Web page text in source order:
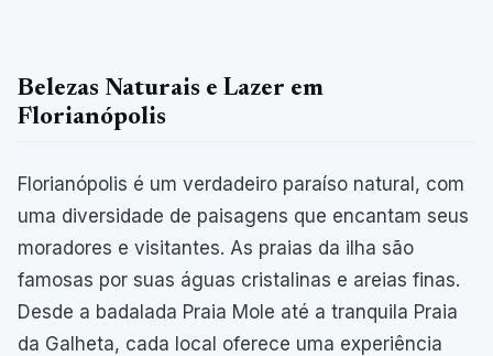
Belezas Naturais e Lazer em
Florianópolis
Florianópolis é um verdadeiro paraíso natural, com
uma diversidade de paisagens que encantam seus
moradores e visitantes. As praias da ilha são
famosas por suas águas cristalinas e areias finas.
Desde a badalada Praia Mole até a tranquila Praia
da Galheta, cada local oferece uma experiência